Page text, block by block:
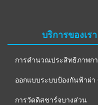
บริการของเร
การคำนวณประสิทธิภาพกา
ออกแบบระบบป้องกันฟ้าผ่า
การวัดดิสชาร์จบางส่วน